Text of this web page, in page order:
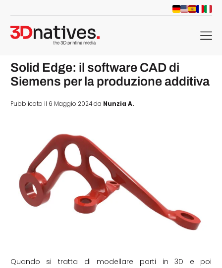
menu
Solid Edge: il software CAD di
Siemens per la produzione additiva
Pubblicato il 6 Maggio 2024 da Nunzia A.
Quando si tratta di modellare parti in 3D e poi